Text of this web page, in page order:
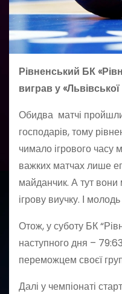
Рівненський БК
виграв у «Львівської
Обидва матчі
господарів, тому
чимало ігрового часу
важких матчах лише
майданчик. А тут
ігрову виучку. І
Отож, у суботу БК
наступного дня –
переможцем своєї
Далі у чемпіонаті